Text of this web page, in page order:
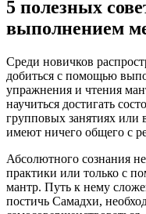
5 полезных
выполнением
Среди новичков
добиться с помощью
упражнения и чтения
научиться достигать
групповых занятиях
имеют ничего общего с
Абсолютного сознания
практики или только с
мантр. Путь к нему
постичь Самадхи,